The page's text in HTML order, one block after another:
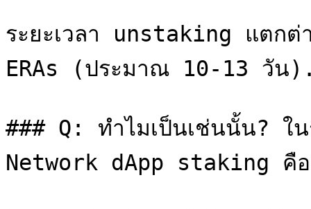
ระยะเวลา unstaking แตกต่
ERAs (ประมาณ 10-13 วัน
### Q: ทำไมเป็นเช่นนั้น?
Network dApp staking คื